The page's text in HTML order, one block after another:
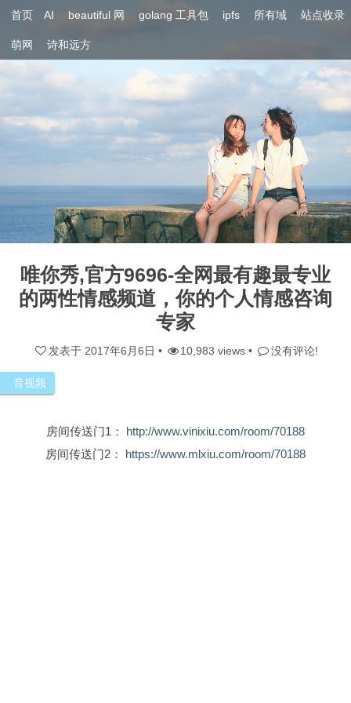
首页 AI beautiful 网 golang 工具包 ipfs 所有域 站点收录
萌网 诗和远方
唯你秀,官方9696-全网最有趣最专业
的两性情感频道，你的个人情感咨询
专家
发表于 2017年6月6日 • 10,983 views • 没有评论!
音视频
房间传送门1： http://www.vinixiu.com/room/70188
房间传送门2： https://www.mlxiu.com/room/70188